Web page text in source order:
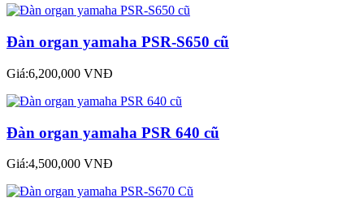
Đàn organ yamaha PSR-S650 cũ
Giá:6,200,000 VNĐ
Đàn organ yamaha PSR 640 cũ
Giá:4,500,000 VNĐ